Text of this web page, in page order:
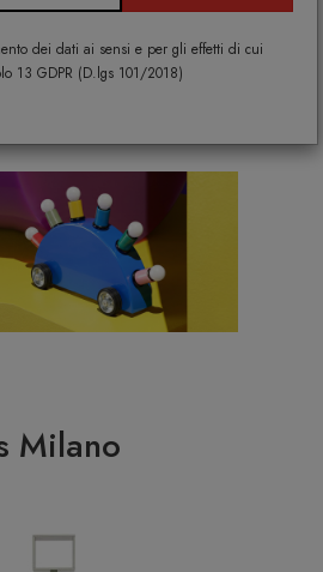
dei dati ai sensi e per gli effetti di cui
13 GDPR (D.lgs 101/2018)
Milano